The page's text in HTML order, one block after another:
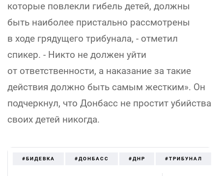
которые повлекли гибель детей, должны
быть наиболее пристально рассмотрены
в ходе грядущего трибунала, - отметил
спикер. - Никто не должен уйти
от ответственности, а наказание за такие
действия должно быть самым жестким». Он
подчеркнул, что Донбасс не простит убийства
своих детей никогда.
#БИДЕВКА #ДОНБАСС #ДНР #ТРИБУНАЛ